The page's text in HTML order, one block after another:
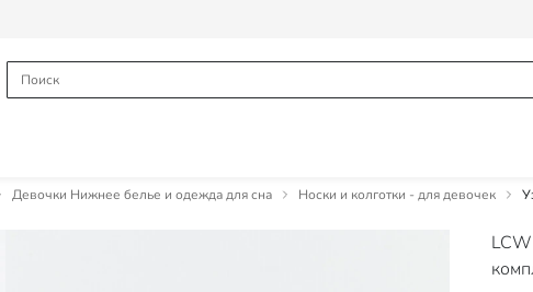
Девочки Нижнее белье и одежда для сна Носки и колготки - для девочек